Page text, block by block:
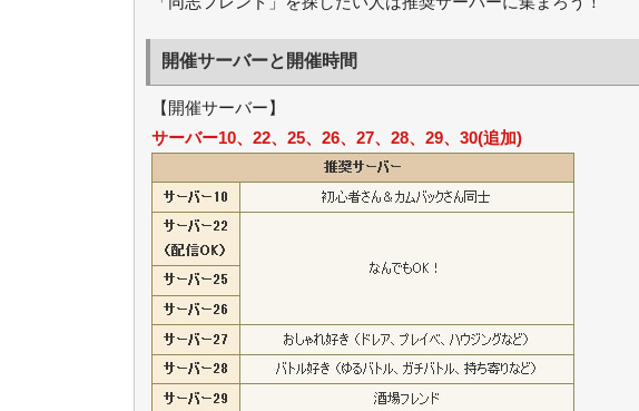
開催サーバーと開催時間
【開催サーバー】
サーバー10、22、25、26、27、28、29、30(追加)